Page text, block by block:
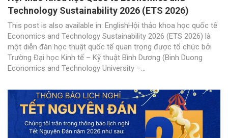
Technology Sustainability 2026 (ETS 2026)
This post is also available in: EnglishHội thảo khoa học quốc tế
Economics and Technology Sustainability 2026 (ETS 2026) là
một diễn đàn học thuật quốc tế quan trọng được tổ chức bởi
Trường Đại học Kinh tế – Kỹ thuật Bình Dương (Binh Duong
Economics and Technology University –...